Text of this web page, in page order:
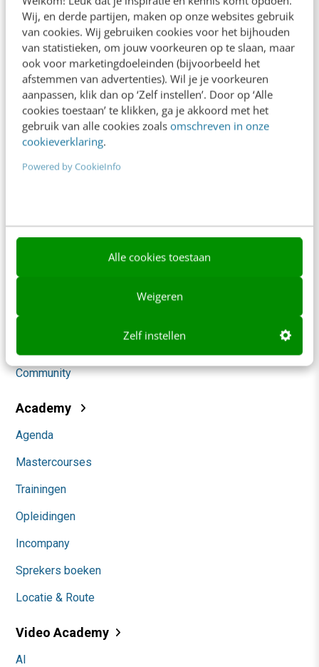
Wij, en derde partijen, maken op onze websites gebruik
van cookies. Wij gebruiken cookies voor het bijhouden
van statistieken, om jouw voorkeuren op te slaan, maar
ook voor marketingdoeleinden (bijvoorbeeld het
afstemmen van advertenties). Wil je je voorkeuren
aanpassen, klik dan op ‘Zelf instellen’. Door op ‘Alle
cookies toestaan’ te klikken, ga je akkoord met het
gebruik van alle cookies zoals omschreven in onze
cookieverklaring.
Powered by CookieInfo
Alle cookies toestaan
Weigeren
Zelf instellen
Contact
Nieuwsbrieven
Over ons
Ons team
Werken bij
Whitepapers
Content & Communicatie
Social
Community
Academy
Agenda
Mastercourses
Trainingen
Opleidingen
Incompany
Sprekers boeken
Locatie & Route
Video Academy
AI